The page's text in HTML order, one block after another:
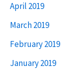
April 2019
March 2019
February 2019
January 2019